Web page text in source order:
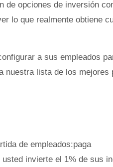
de opciones de inversión
lo que realmente obtiene
a sus empleados
nuestra lista de los mejores
de empleados:paga
invierte el 1% de sus